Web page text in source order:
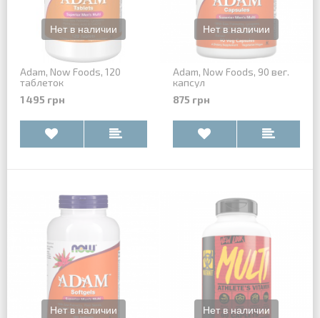
Adam, Now Foods, 120
таблеток
1 495 грн
Adam, Now Foods, 90 вег.
капсул
875 грн